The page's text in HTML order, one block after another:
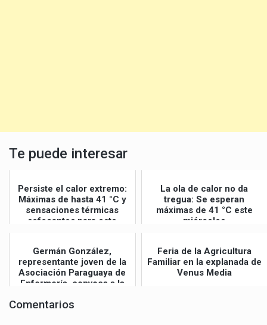
Te puede interesar
Persiste el calor extremo:
Máximas de hasta 41 °C y
sensaciones térmicas
sofocantes para este
La ola de calor no da
tregua: Se esperan
máximas de 41 °C este
miércoles
Germán González,
representante joven de la
Asociación Paraguaya de
Enfermería, convoca a la
Feria de la Agricultura
Familiar en la explanada de
Venus Media
Comentarios